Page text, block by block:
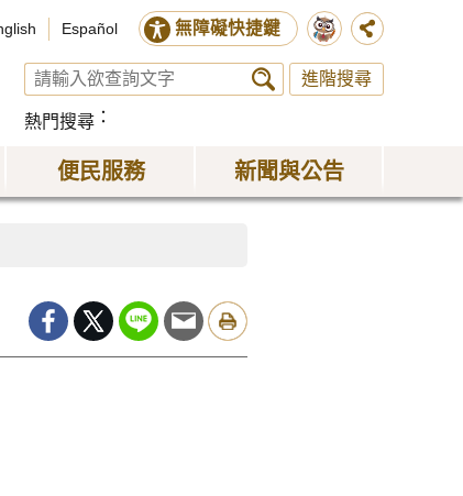
Español 無障礙快捷鍵
進階搜尋
熱門搜尋
便民服務 新聞與公告